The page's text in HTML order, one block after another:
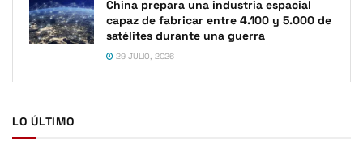
China prepara una industria espacial
capaz de fabricar entre 4.100 y 5.000 de
satélites durante una guerra
29 JULIO, 2026
LO ÚLTIMO